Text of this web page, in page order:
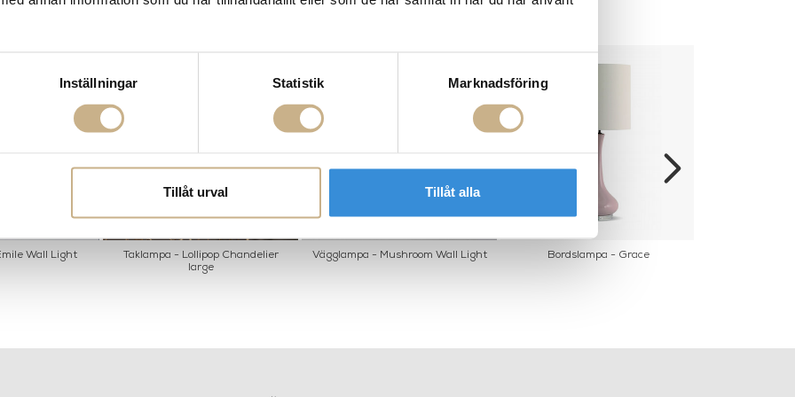
Inställningar Statistik Marknadsföring
Tillåt urval Tillåt alla
Wall Light
Taklampa - Lollipop Chandelier
large
Vägglampa - Mushroom Wall Light Bordslampa - Grace